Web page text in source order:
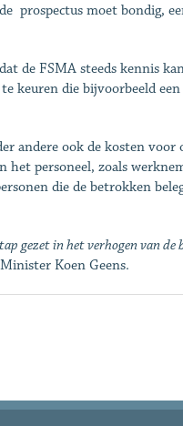
prospectus moet bondig,
de FSMA steeds kennis
keuren die bijvoorbeeld
andere ook de kosten voor
personeel, zoals
die de betrokken
gezet in het verhogen van de
Koen Geens.